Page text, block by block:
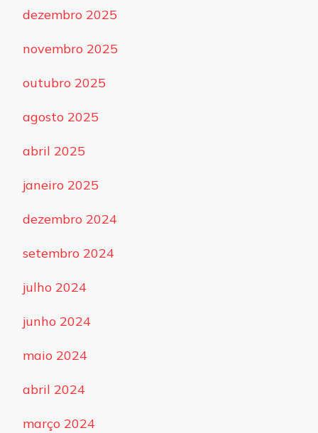
dezembro 2025
novembro 2025
outubro 2025
agosto 2025
abril 2025
janeiro 2025
dezembro 2024
setembro 2024
julho 2024
junho 2024
maio 2024
abril 2024
março 2024